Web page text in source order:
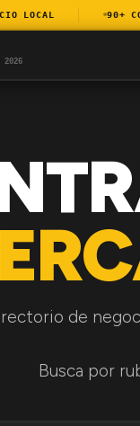
LOCAL 90+
2026
de
Busca por